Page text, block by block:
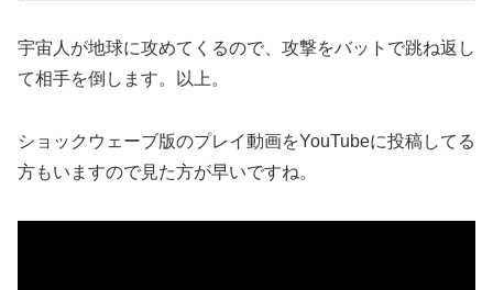
宇宙人が地球に攻めてくるので、攻撃をバットで跳ね返し
て相手を倒します。以上。
ショックウェーブ版のプレイ動画をYouTubeに投稿してる
方もいますので見た方が早いですね。